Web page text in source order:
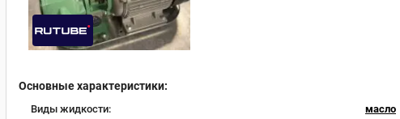
Основные характеристики:
Виды жидкости: масло